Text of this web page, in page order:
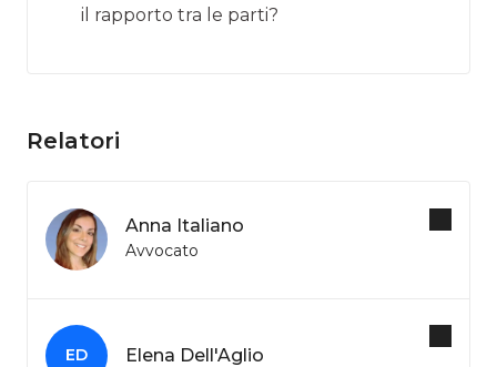
il rapporto tra le parti?
Relatori
Anna Italiano
Avvocato
ED Elena Dell'Aglio